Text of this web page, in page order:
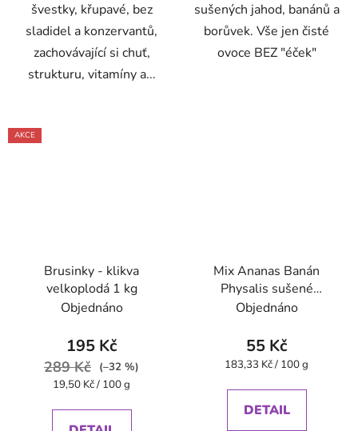
švestky, křupavé, bez
sladidel a konzervantů,
zachovávající si chuť,
strukturu, vitamíny a...
sušených jahod, banánů a
borůvek. Vše jen čisté
ovoce BEZ "éček"
AKCE
Brusinky - klikva
velkoplodá 1 kg
Objednáno
195 Kč
289 Kč
(–32 %)
Měrná
19,50 Kč / 100 g
Mix Ananas Banán
Physalis sušené
mrazem 30 g VitaCup
Objednáno
55 Kč
Měrná
183,33 Kč / 100 g
DETAIL